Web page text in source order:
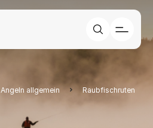
Angeln allgemein Raubfischruten